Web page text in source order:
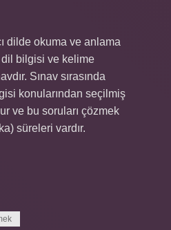
dilde okuma ve anlama
dil bilgisi ve kelime
Sınav sırasında
konularından seçilmiş
ve bu soruları çözmek
süreleri vardır.